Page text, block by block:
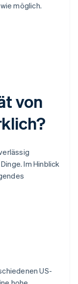
möglich.
von
Im Hinblick
US-